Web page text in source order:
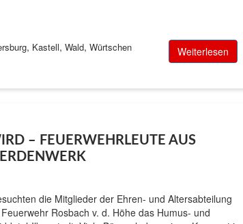
, Kastell, Wald, Würtschen Weiterlesen
– FEUERWEHRLEUTE AUS
die Mitglieder der Ehren- und Altersabteilung
Rosbach v. d. Höhe das Humus- und